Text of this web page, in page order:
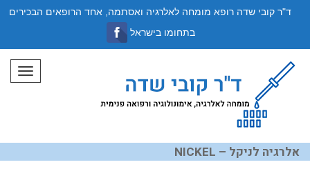
תפריט
אלרגיה לניקל – NICKEL
ד"ר קובי שדה רופא מומחה לאלרגיה ואסתמה, אחד הרופאים הבכירים
בתחומו בישראל